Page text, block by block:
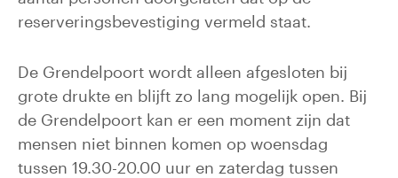
reserveringsbevestiging vermeld staat.
De Grendelpoort wordt alleen afgesloten bij
grote drukte en blijft zo lang mogelijk open. Bij
de Grendelpoort kan er een moment zijn dat
mensen niet binnen komen op woensdag
tussen 19.30-20.00 uur en zaterdag tussen